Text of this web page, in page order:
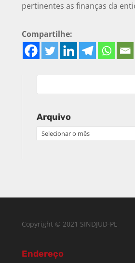
pertinentes as finanças da
Compartilhe:
Arquivo
Arquivo
Copyright © 2021 SINDJUD-PE
Endereço